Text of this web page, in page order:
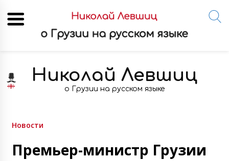
content
Николай Левшиц
о Грузии на русском языке
Новости
Премьер-министр Грузии